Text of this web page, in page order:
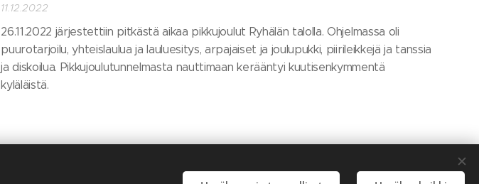
11.12.2022
26.11.2022 järjestettiin pitkästä aikaa pikkujoulut Ryhälän talolla. Ohjelmassa oli
puurotarjoilu, yhteislaulua ja lauluesitys, arpajaiset ja joulupukki, piirileikkejä ja tanssia
ja diskoilua. Pikkujoulutunnelmasta nauttimaan kerääntyi kuutisenkymmentä
kyläläistä.